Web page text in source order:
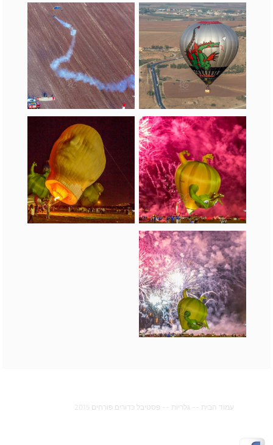
עמוד הבית -- גלריות -- פסטיבל כדורים פורחים 2015